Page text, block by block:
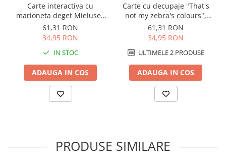
Carte interactiva cu
marioneta deget Mielusel,
"Poppy and Sam and the
Lamb", Usborne
61,31 RON
34,95 RON
IN STOC
ADAUGA IN COS
Carte cu decupaje "That's
not my zebra's colours",
cartonata, Usborne
61,31 RON
34,95 RON
ULTIMELE 2 PRODUSE
ADAUGA IN COS
PRODUSE SIMILARE